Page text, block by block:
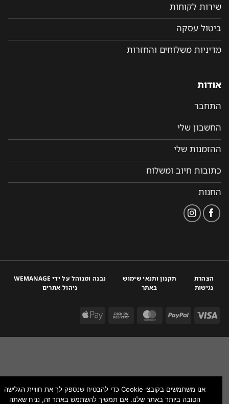
שירות לקוחות
ביטול עסקה
מדיניות משלוחים והחזרות
אודות
התחבר
החשבון שלי
ההזמנות שלי
כתובות חיוב ומשלוח
החנות
הצהרת
נגישות
תקנון ותנאי שימוש
באתר
נבנה ומנוהל על ידי WEMANAGE
ניהול אתרים
אנו משתמשים בקובצי Cookie כדי להבטיח שנספק לך את חוויית הגלישה
הטובה ביותר באתר שלנו. אם תמשיך להשתמש באתר זה, נניח שאתה